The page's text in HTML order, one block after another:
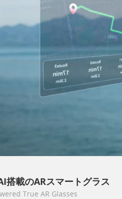
搭載のARスマートグラス
True AR Glasses